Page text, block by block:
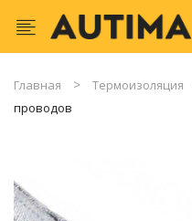
Главная Термоизоляция
проводов